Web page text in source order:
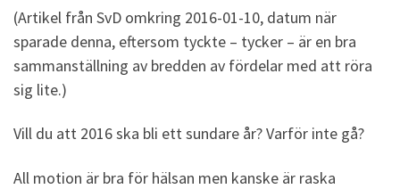
(Artikel från SvD omkring 2016-01-10, datum när
sparade denna, eftersom tyckte – tycker – är en bra
sammanställning av bredden av fördelar med att röra
sig lite.)
Vill du att 2016 ska bli ett sundare år? Varför inte gå?
All motion är bra för hälsan men kanske är raska